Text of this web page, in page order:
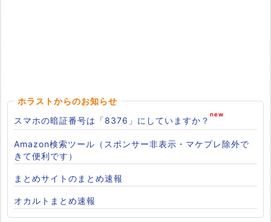
ホラストからのお知らせ
スマホの暗証番号は「8376」にしていますか？
Amazon検索ツール（スポンサー非表示・マケプレ除外で
きて便利です）
まとめサイトのまとめ速報
オカルトまとめ速報